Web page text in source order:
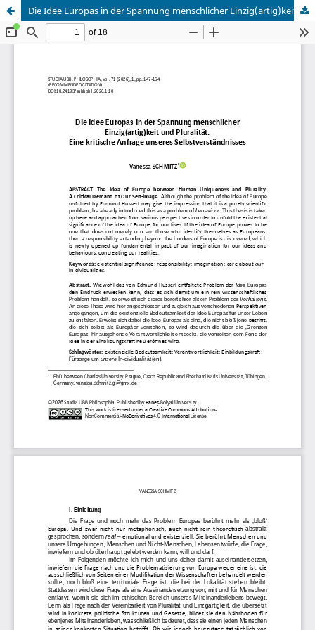
Die Idee Europas in der Spannung menschlicher Einzig(artig)keit und Pluralität. Eine kritische Anfrage unseres Selbstverständnisses